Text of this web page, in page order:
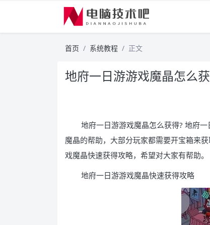
首页 系统教程 正文
地府一日游游戏魔晶怎么
地府一日游游戏魔晶怎么获得? 地府
魔晶的帮助，大部分玩家都需要开宝箱来
戏魔晶快速获得攻略，希望对大家有帮助。
地府一日游游戏魔晶快速获得攻略